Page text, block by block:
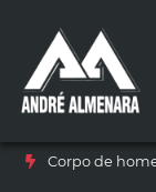
Corpo de